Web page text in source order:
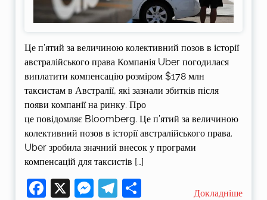
Це п’ятий за величиною колективний позов в історії
австралійського права Компанія Uber погодилася
виплатити компенсацію розміром $178 млн
таксистам в Австралії, які зазнали збитків після
появи компанії на ринку. Про
це повідомляє Bloomberg. Це п’ятий за величиною
колективний позов в історії австралійського права.
Uber зробила значний внесок у програми
компенсацій для таксистів […]
Facebook
X Messenger
Telegram
Поділитися
Докладніше